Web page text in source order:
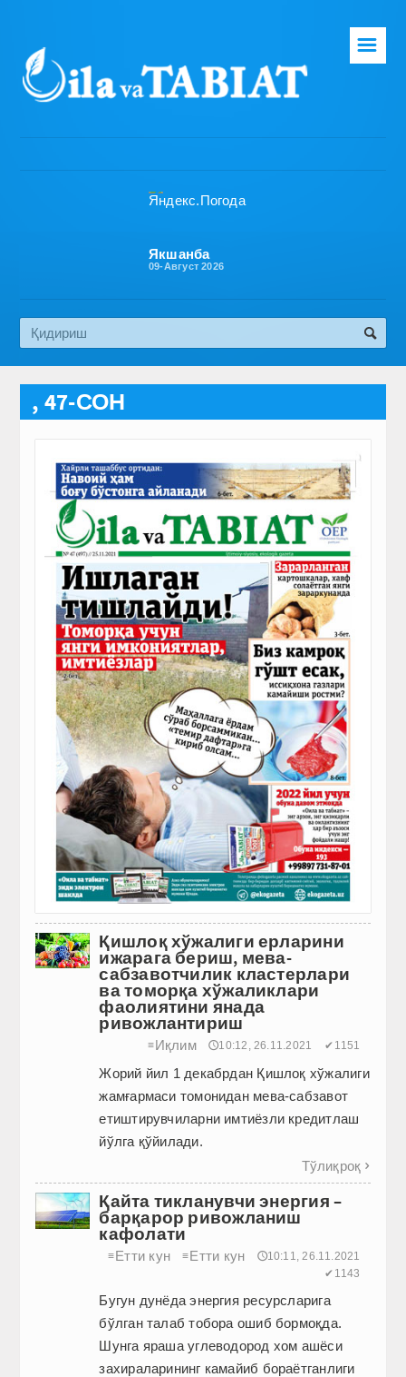
Бош саҳифа
Эко медиа
☰
Якшанба
09-Август 2026
, 47-СОН
Қишлоқ хўжалиги ерларини
ижарага бериш, мева-
сабзавотчилик кластерлари
ва томорқа хўжаликлари
фаолиятини янада
ривожлантириш
≡Иқлим 🕔10:12, 26.11.2021 ✔1151
Жорий йил 1 декабрдан Қишлоқ хўжалиги
жамғармаси томонидан мева-сабзавот
етиштирувчиларни имтиёзли кредитлаш
йўлга қўйилади.
Тўлиқроқ 
Қайта тикланувчи энергия –
барқарор ривожланиш
кафолати
≡Етти кун ≡Етти кун
🕔10:11, 26.11.2021
✔1143
Бугун дунёда энергия ресурс­ларига
бўлган талаб тобора ошиб бормоқда.
Шунга яраша углеводород хом ашёси
захираларининг камайиб бораётганлиги